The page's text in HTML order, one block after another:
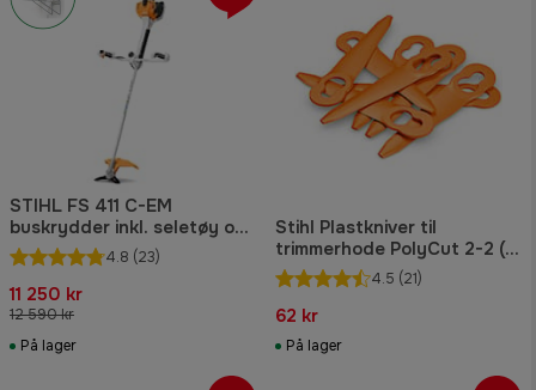
STIHL FS 411 C-EM
buskrydder inkl. seletøy og
tre skjæresett
4.8 (23)
11 250 kr
12 590 kr
På lager
Stihl Plastkniver til
trimmerhode PolyCut 2-2 (8
stk) Skjæreverktøy
4.5 (21)
62 kr
På lager